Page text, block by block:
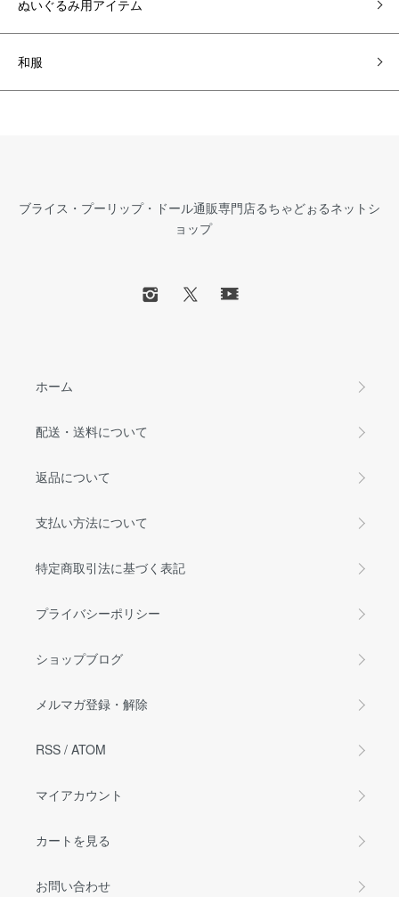
ぬいぐるみ用アイテム
和服
ブライス・プーリップ・ドール通販専門店るちゃどぉるネットシ
ョップ
ホーム
配送・送料について
返品について
支払い方法について
特定商取引法に基づく表記
プライバシーポリシー
ショップブログ
メルマガ登録・解除
RSS / ATOM
マイアカウント
カートを見る
お問い合わせ